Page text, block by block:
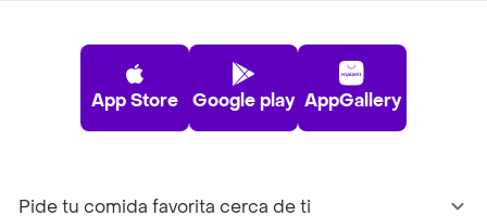
App Store Google play AppGallery
Pide tu comida favorita cerca de ti